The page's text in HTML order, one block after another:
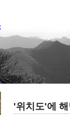
'위치도'에